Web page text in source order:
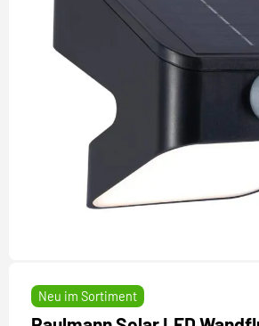
Neu im Sortiment